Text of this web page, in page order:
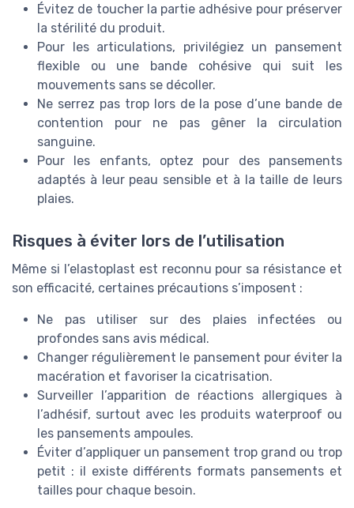
Évitez de toucher la partie adhésive pour préserver
la stérilité du produit.
Pour les articulations, privilégiez un pansement
flexible ou une bande cohésive qui suit les
mouvements sans se décoller.
Ne serrez pas trop lors de la pose d’une bande de
contention pour ne pas gêner la circulation
sanguine.
Pour les enfants, optez pour des pansements
adaptés à leur peau sensible et à la taille de leurs
plaies.
Risques à éviter lors de l’utilisation
Même si l’elastoplast est reconnu pour sa résistance et
son efficacité, certaines précautions s’imposent :
Ne pas utiliser sur des plaies infectées ou
profondes sans avis médical.
Changer régulièrement le pansement pour éviter la
macération et favoriser la cicatrisation.
Surveiller l’apparition de réactions allergiques à
l’adhésif, surtout avec les produits waterproof ou
les pansements ampoules.
Éviter d’appliquer un pansement trop grand ou trop
petit : il existe différents formats pansements et
tailles pour chaque besoin.